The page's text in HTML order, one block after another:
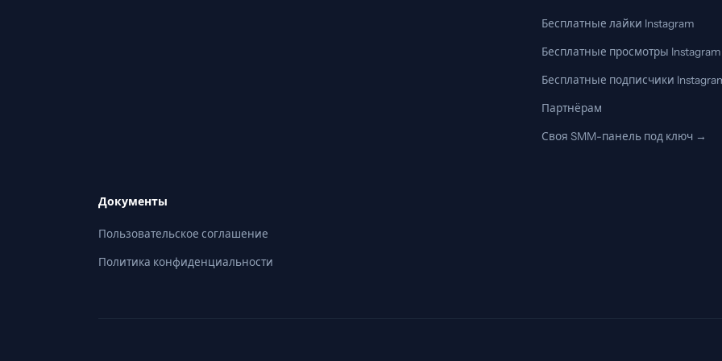
Бесплатные лайки Instagram
Бесплатные просмотры Instagram
Бесплатные подписчики
Партнёрам
Своя SMM-панель под ключ →
Документы
Пользовательское соглашение
Политика конфиденциальности